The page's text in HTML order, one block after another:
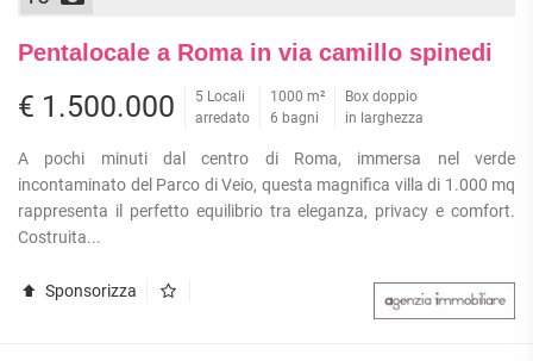
Pentalocale a Roma in via camillo spinedi
€ 1.500.000
5 Locali
arredato
1000 m²
6 bagni
Box doppio
in larghezza
A pochi minuti dal centro di Roma, immersa nel verde
incontaminato del Parco di Veio, questa magnifica villa di 1.000 mq
rappresenta il perfetto equilibrio tra eleganza, privacy e comfort.
Costruita...
Sponsorizza